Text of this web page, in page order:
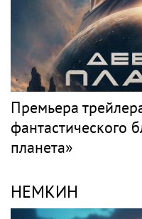
Премьера
фантастического
планета»
НЕМКИН